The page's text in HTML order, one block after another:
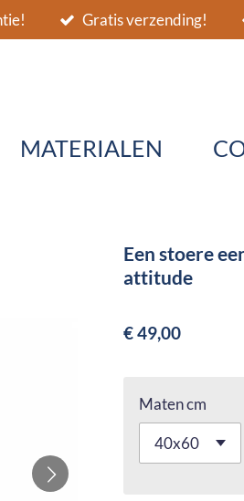
Gratis verzending!
MATERIALEN
Een stoere
attitude
€ 49,00
Maten cm